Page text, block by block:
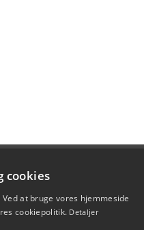
cookies
at bruge vores hjemmeside
cookiepolitik. Detaljer